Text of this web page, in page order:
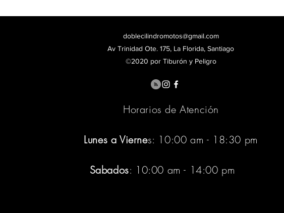
doblecilindromotos@gmail.com
Av Trinidad Ote. 175, La Florida, Santiago
©2020 por Tiburón y Peligro
Horarios de Atención
Lunes a Viernes: 10:00 am - 18:30 pm
Sabados: 10:00 am - 14:00 pm